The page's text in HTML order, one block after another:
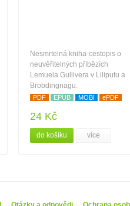
Nesmrtelná kniha-cestopis o
neuvěřitelných příbězích
Lemuela Gullivera v Liliputu a
Brobdingnagu.
PDF EPUB MOBI ePDF
24 Kč
do košíku více